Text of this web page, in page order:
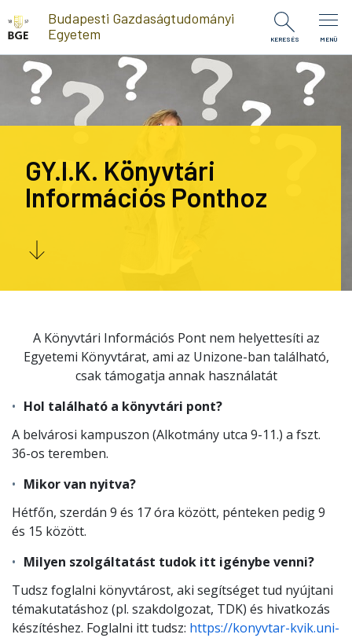
Ugrás a tartalomra
Budapesti Gazdaságtudományi
Egyetem
KERESÉS MENÜ
GY.I.K. Könyvtári
Információs Ponthoz
A Könyvtári Információs Pont nem helyettesíti az
Egyetemi Könyvtárat, ami az Unizone-ban található,
csak támogatja annak használatát
Hol található a könyvtári pont?
A belvárosi kampuszon (Alkotmány utca 9-11.) a fszt.
36-os teremben.
Mikor van nyitva?
Hétfőn, szerdán 9 és 17 óra között, pénteken pedig 9
és 15 között.
Milyen szolgáltatást tudok itt igénybe venni?
Tudsz foglalni könyvtárost, aki segítséget tud nyújtani
témakutatáshoz (pl. szakdolgozat, TDK) és hivatkozás
készítéshez. Foglalni itt tudsz: https://konyvtar-kvik.uni-